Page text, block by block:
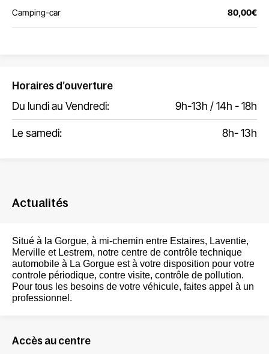
Camping-car 80,00€
Horaires d’ouverture
Du lundi au Vendredi: 9h-13h / 14h - 18h
Le samedi: 8h- 13h
Actualités
Situé à la Gorgue, à mi-chemin entre Estaires, Laventie,
Merville et Lestrem, notre centre de contrôle technique
automobile à La Gorgue est à votre disposition pour votre
controle périodique, contre visite, contrôle de pollution.
Pour tous les besoins de votre véhicule, faites appel à un
professionnel.
Accès au centre